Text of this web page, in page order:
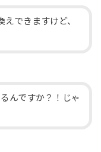
えできますけど、
んですか？！じゃ